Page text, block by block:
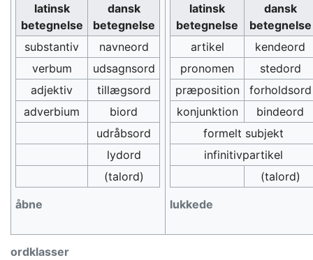
ordklasser
åbne
latinsk
betegnelse
dansk
betegnelse
substantiv
navneord
verbum
udsagnsord
adjektiv
tillægsord
adverbium
biord
udråbsord
lydord
(talord)
lukkede
latinsk
betegnelse
dansk
betegnelse
artikel
kendeord
pronomen
stedord
præposition
forholdsord
konjunktion
bindeord
formelt subjekt
infinitivpartikel
(talord)